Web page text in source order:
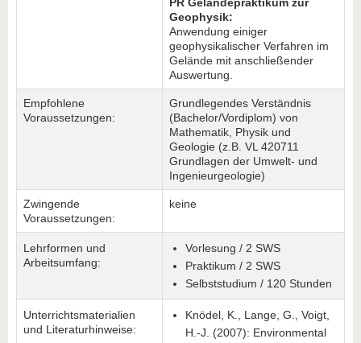
Geophysik:
Anwendung einiger
geophysikalischer Verfahren im
Gelände mit anschließender
Auswertung.
Empfohlene
Voraussetzungen:
Grundlegendes Verständnis
(Bachelor/Vordiplom) von
Mathematik, Physik und
Geologie (z.B. VL 420711
Grundlagen der Umwelt- und
Ingenieurgeologie)
Zwingende
Voraussetzungen:
keine
Lehrformen und
Arbeitsumfang:
Vorlesung / 2 SWS
Praktikum / 2 SWS
Selbststudium / 120 Stunden
Unterrichtsmaterialien
und Literaturhinweise:
Knödel, K., Lange, G., Voigt,
H.-J. (2007): Environmental